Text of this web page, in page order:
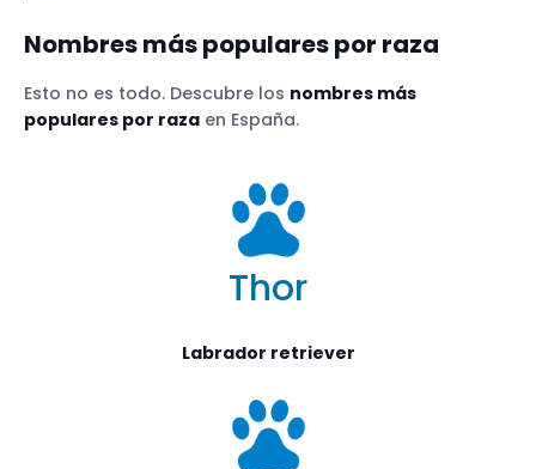
Nombres más populares por raza
Esto no es todo. Descubre los nombres más
populares por raza en España.
Thor
Labrador retriever